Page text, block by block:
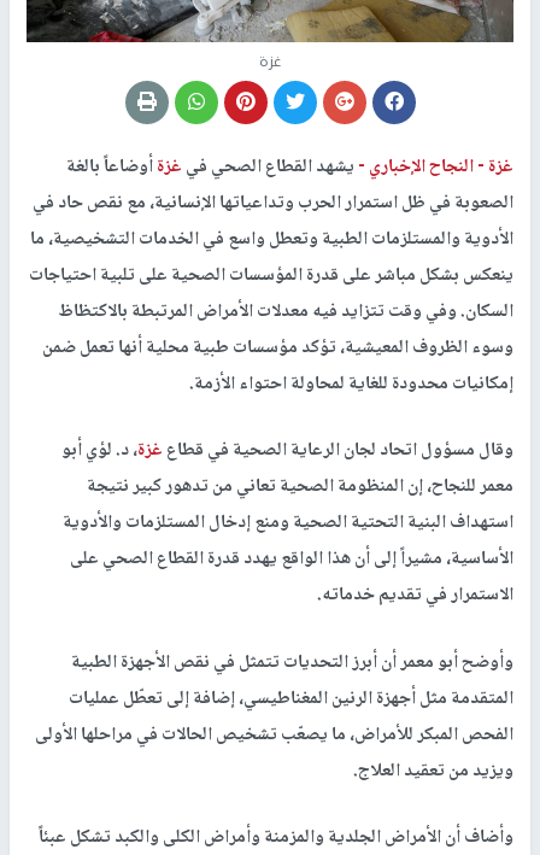
غزة
غزة -النجاح الإخباري -يشهد القطاع الصحي فيغزةأوضاعاً بالغة
الصعوبة في ظل استمرار الحرب وتداعياتها الإنسانية، مع نقص حاد في
الأدوية والمستلزمات الطبية وتعطل واسع في الخدمات التشخيصية، ما
ينعكس بشكل مباشر على قدرة المؤسسات الصحية على تلبية احتياجات
السكان. وفي وقت تتزايد فيه معدلات الأمراض المرتبطة بالاكتظاظ
وسوء الظروف المعيشية، تؤكد مؤسسات طبية محلية أنها تعمل ضمن
إمكانيات محدودة للغاية لمحاولة احتواء الأزمة.
وقال مسؤول اتحاد لجان الرعاية الصحية في قطاعغزة، د. لؤي أبو
معمر للنجاح، إن المنظومة الصحية تعاني من تدهور كبير نتيجة
استهداف البنية التحتية الصحية ومنع إدخال المستلزمات والأدوية
الأساسية، مشيراً إلى أن هذا الواقع يهدد قدرة القطاع الصحي على
الاستمرار في تقديم خدماته.
وأوضح أبو معمر أن أبرز التحديات تتمثل في نقص الأجهزة الطبية
المتقدمة مثل أجهزة الرنين المغناطيسي، إضافة إلى تعطّل عمليات
الفحص المبكر للأمراض، ما يصعّب تشخيص الحالات في مراحلها الأولى
ويزيد من تعقيد العلاج.
وأضاف أن الأمراض الجلدية والمزمنة وأمراض الكلى والكبد تشكل عبئاً